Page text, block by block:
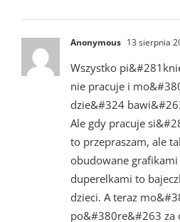
Anonymous 13 sierpnia
Wszystko
nie pracuje i
dzie&#324
Ale gdy pracuje
to przepraszam, ale
obudowane
duperelkami to
dzieci. A teraz
po&#380re&#263 za